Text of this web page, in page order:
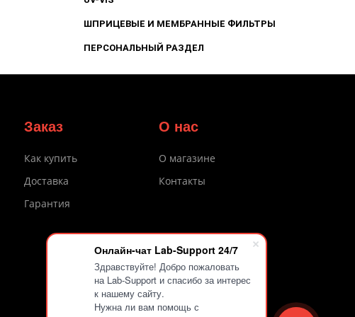
Онлайн-чат Lab-Support 24/7
Здравствуйте! Добро пожаловать
на Lab-Support и спасибо за интерес
к нашему сайту.
Нужна ли вам помощь с
ШПРИЦЕВЫЕ И МЕМБРАННЫЕ ФИЛЬТРЫ
ПЕРСОНАЛЬНЫЙ РАЗДЕЛ
Заказ
Как купить
Доставка
Гарантия
О нас
О магазине
Контакты